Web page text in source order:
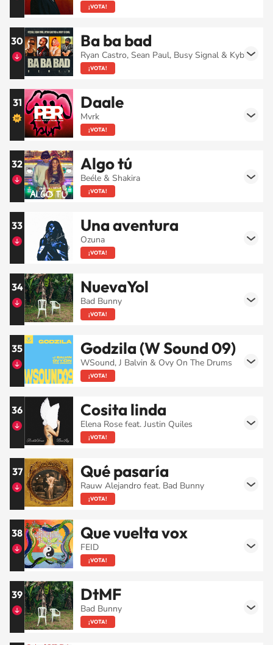
¡VOTA!
30 Ba ba bad
Ryan Castro, Sean Paul, Busy Signal & Kybba
¡VOTA!
31 Daale
Mvrk
¡VOTA!
32 Algo tú
Beéle & Shakira
¡VOTA!
33 Una aventura
Ozuna
¡VOTA!
34 NuevaYol
Bad Bunny
¡VOTA!
35 Godzila (W Sound 09)
WSound, J Balvin & Ovy On The Drums
¡VOTA!
36 Cosita linda
Elena Rose feat. Justin Quiles
¡VOTA!
37 Qué pasaría
Rauw Alejandro feat. Bad Bunny
¡VOTA!
38 Que vuelta vox
FEID
¡VOTA!
39 DtMF
Bad Bunny
¡VOTA!